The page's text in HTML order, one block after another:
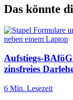
Das könnte
Aufstiegs-
zinsfreies
6 Min. Lesezeit